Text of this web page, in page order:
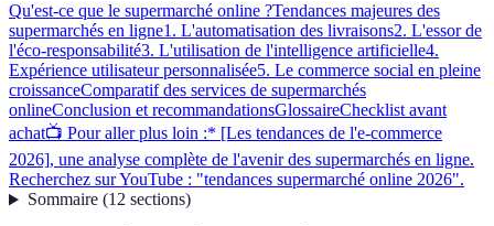
Qu'est-ce que le supermarché online ?Tendances majeures des
supermarchés en ligne1. L'automatisation des livraisons2. L'essor de
l'éco-responsabilité3. L'utilisation de l'intelligence artificielle4.
Expérience utilisateur personnalisée5. Le commerce social en pleine
croissanceComparatif des services de supermarchés
onlineConclusion et recommandationsGlossaireChecklist avant
achat📺 Pour aller plus loin :* [Les tendances de l'e-commerce
2026], une analyse complète de l'avenir des supermarchés en ligne.
Recherchez sur YouTube : "tendances supermarché online 2026".
Sommaire(12 sections)